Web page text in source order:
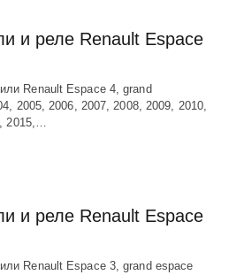
и реле Renault Espace
Renault Espace 4, grand
2005, 2006, 2007, 2008, 2009, 2010,
2015,…
и реле Renault Espace
Renault Espace 3, grand espace